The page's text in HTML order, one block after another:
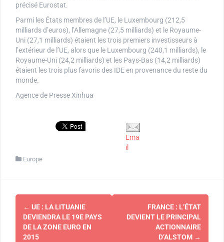
précisé Eurostat.
Parmi les États membres de l’UE, le Luxembourg (212,5
milliards d’euros), l’Allemagne (27,5 milliards) et le Royaume-
Uni (27,1 milliards) étaient les trois premiers investisseurs à
l’extérieur de l’UE, alors que le Luxembourg (240,1 milliards), le
Royaume-Uni (24,2 milliards) et les Pays-Bas (14,2 milliards)
étaient les trois plus favoris des IDE en provenance du reste du
monde.
Agence de Presse Xinhua
Ema
il
Europe
Navigation
d'article
← UE : LA LITUANIE
DEVIENDRA LE 19E PAYS
DE LA ZONE EURO EN
2015
FRANCE : L’ÉTAT
DEVIENT LE PRINCIPAL
ACTIONNAIRE
D’ALSTOM →